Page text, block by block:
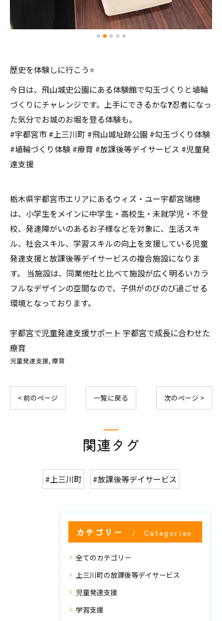
歴史を体験しに行こう⭐️
今日は、飛山城史公園にある体験館で勾玉づくりと埴輪
づくりにチャレンジです。上手にできるかな❓忍者になっ
た気分でお城のお堀を登る体験も。
#宇都宮市 #上三川町 #飛山城址跡公園 #勾玉づくり体験
#埴輪づくり体験 #療育 #放課後等デイサービス #児童発
達支援
栃木県宇都宮市エリアにあるウィズ・ユー宇都宮瑞穂
は、小学生をメインに中学生・高校生・未就学児・不登
校、発達障がいのあるお子様などを対象に、生活スキ
ル、社会スキル、学習スキルの向上を支援している児童
発達支援と放課後等デイサービスの複合施設になりま
す。 当施設は、同業他社と比べて施設が広く明るいカラ
フルなデザインの空間なので、子供がのびのび過ごせる
環境となっております。
宇都宮で児童発達支援サポート 宇都宮で成長に合わせた
療育
児童発達支援 療育
< 前のページ 一覧に戻る 次のページ >
関連タグ
#上三川町 #放課後等デイサービス
カテゴリー Categories
全てのカテゴリー
上三川町の放課後等デイサービス
児童発達支援
学習支援